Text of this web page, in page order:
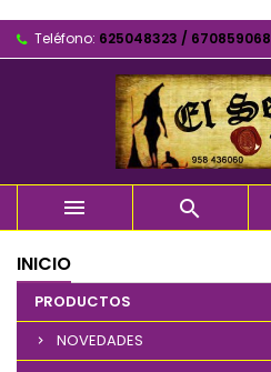
Teléfono: 625048323 / 670859068
 
INICIO
PRODUCTOS
NOVEDADES